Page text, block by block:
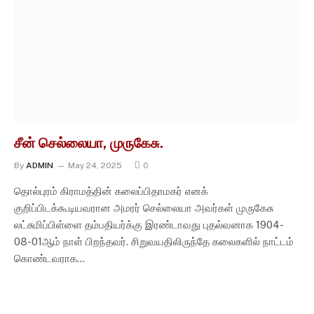
சீன் செல்லையா, முருகேசு.
By ADMIN May 24, 2025 0
தொல்புரம் கிராமத்தின் கலைப்பிதாமகர் எனக்
குறிப்பிடக்கூடியவரான அமரர் செல்லையா அவர்கள் முருகேசு
லட்சுமிப்பிள்ளை தம்பதியர்க்கு இரண்டாவது புதல்வனாக 1904-
08-01ஆம் நாள் பிறந்தவர். சிறுவயதிலிருந்தே கலைகளில் நாட்டம்
கொண்டவராக…